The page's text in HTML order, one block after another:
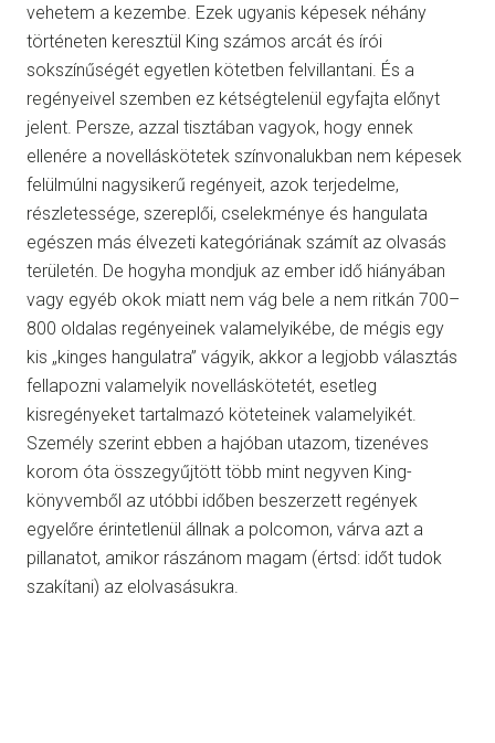
vehetem a kezembe. Ezek ugyanis képesek néhány
történeten keresztül King számos arcát és írói
sokszínűségét egyetlen kötetben felvillantani. És a
regényeivel szemben ez kétségtelenül egyfajta előnyt
jelent. Persze, azzal tisztában vagyok, hogy ennek
ellenére a novelláskötetek színvonalukban nem képesek
felülmúlni nagysikerű regényeit, azok terjedelme,
részletessége, szereplői, cselekménye és hangulata
egészen más élvezeti kategóriának számít az olvasás
területén. De hogyha mondjuk az ember idő hiányában
vagy egyéb okok miatt nem vág bele a nem ritkán 700–
800 oldalas regényeinek valamelyikébe, de mégis egy
kis „kinges hangulatra” vágyik, akkor a legjobb választás
fellapozni valamelyik novelláskötetét, esetleg
kisregényeket tartalmazó köteteinek valamelyikét.
Személy szerint ebben a hajóban utazom, tizenéves
korom óta összegyűjtött több mint negyven King-
könyvemből az utóbbi időben beszerzett regények
egyelőre érintetlenül állnak a polcomon, várva azt a
pillanatot, amikor rászánom magam (értsd: időt tudok
szakítani) az elolvasásukra.